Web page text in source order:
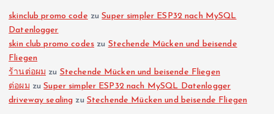
skinclub promo code zuSuper simpler ESP32 nach MySQL
Datenlogger
skin club promo codes zu Stechende Mücken und beisende
Fliegen
ร้านต่อผม zu Stechende Mücken und beisende Fliegen
ต่อผม zuSuper simpler ESP32 nach MySQL Datenlogger
driveway sealing zu Stechende Mücken und beisende Fliegen